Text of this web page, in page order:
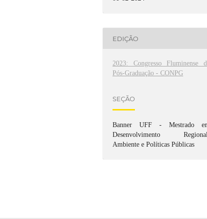
EDIÇÃO
2023: Congresso Fluminense
Pós-Graduação - CONPG
SEÇÃO
Banner UFF - Mestrado
Desenvolvimento
Ambiente e Políticas Públicas